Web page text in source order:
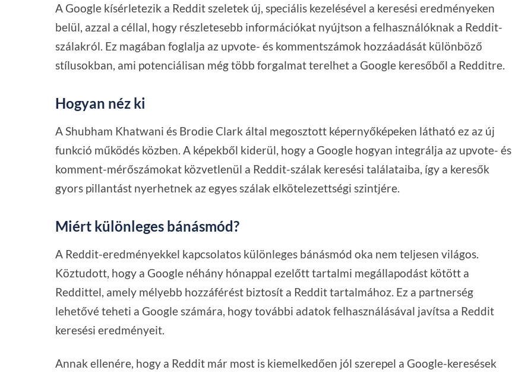
A Google kísérletezik a Reddit szeletek új, speciális kezelésével a keresési eredményeken
belül, azzal a céllal, hogy részletesebb információkat nyújtson a felhasználóknak a Reddit-
szálakról. Ez magában foglalja az upvote- és kommentszámok hozzáadását különböző
stílusokban, ami potenciálisan még több forgalmat terelhet a Google keresőből a Redditre.
Hogyan néz ki
A Shubham Khatwani és Brodie Clark által megosztott képernyőképeken látható ez az új
funkció működés közben. A képekből kiderül, hogy a Google hogyan integrálja az upvote- és
komment-mérőszámokat közvetlenül a Reddit-szálak keresési találataiba, így a keresők
gyors pillantást nyerhetnek az egyes szálak elkötelezettségi szintjére.
Miért különleges bánásmód?
A Reddit-eredményekkel kapcsolatos különleges bánásmód oka nem teljesen világos.
Köztudott, hogy a Google néhány hónappal ezelőtt tartalmi megállapodást kötött a
Reddittel, amely mélyebb hozzáférést biztosít a Reddit tartalmához. Ez a partnerség
lehetővé teheti a Google számára, hogy további adatok felhasználásával javítsa a Reddit
keresési eredményeit.
Annak ellenére, hogy a Reddit már most is kiemelkedően jól szerepel a Google-keresések